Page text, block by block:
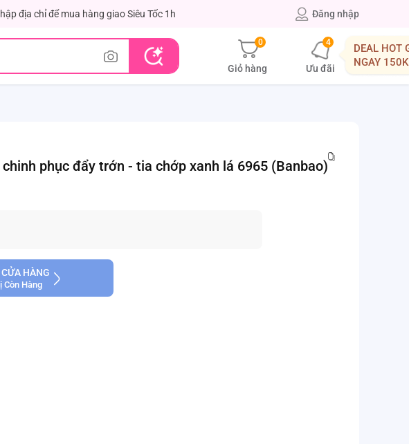
địa chỉ để mua hàng giao Siêu Tốc 1h Đăng nhập
0
Giỏ hàng
4
Ưu đãi
DEAL HOT
NGAY 150K
phục đẩy trớn - tia chớp xanh lá 6965 (Banbao)
HÀNG
Còn Hàng